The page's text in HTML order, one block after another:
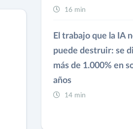
16 min
El trabajo que la IA
puede destruir: se
más de 1.000% en
años
14 min